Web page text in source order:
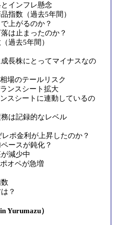
インフレ懸念
指数（過去5年間）
上がるのか？
は止まったのか？
過去5年間）
長株にとってマイナスなの
場のテールリスク
ンスシート拡大
スシートに連動しているの
は記録的なレベル
ポ金利が上昇したのか？
ースが鈍化？
減少中
オペが急増
？
Yurumazu）